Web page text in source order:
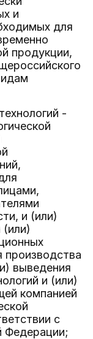
и
для
продукции,
-
и (или)
(или)
производства
выведения
и (или)
компанией
с
Федерации;